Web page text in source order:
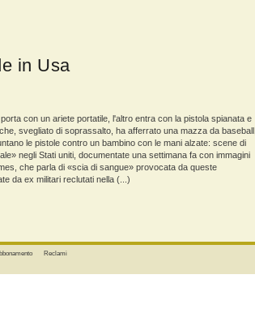
in Usa
con un ariete portatile, l'altro entra con la pistola spianata e
svegliato di soprassalto, ha afferrato una mazza da baseball,
le pistole contro un bambino con le mani alzate: scene di
negli Stati uniti, documentate una settimana fa con immagini
che parla di «scia di sangue» provocata da queste
da ex militari reclutati nella (...)
Reclami